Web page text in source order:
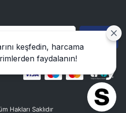
Gönder
Hakları Saklıdır
keşfedin, harcama
faydalanın!